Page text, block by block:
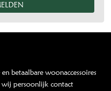
betaalbare woonaccessoires
wij persoonlijk contact